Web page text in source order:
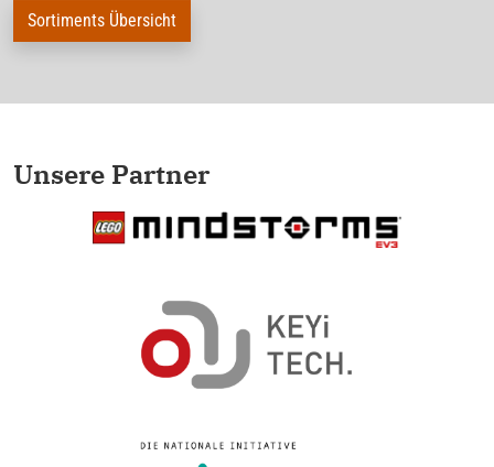
Sortiments Übersicht
Unsere Partner